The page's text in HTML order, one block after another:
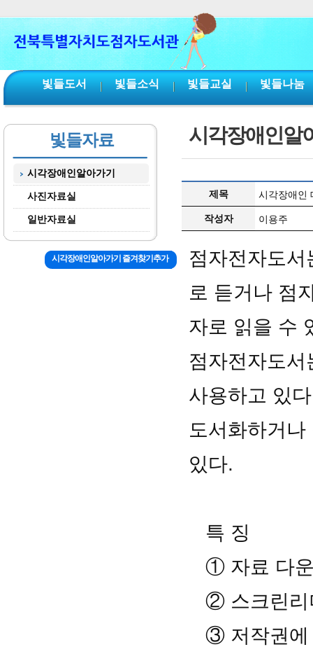
빛들도서 빛들소식 빛들교실 빛들나눔
빛들자료
시각장애인알아가기
사진자료실
일반자료실
시각장애인알
제목 시각장애인
작성자 이용주
점자전자도
로 듣거나 점
자로 읽을 수
점자전자도
사용하고 있
도서화하거
있다.
특 징
① 자료 다
② 스크린리
③ 저작권에
시각장애인알아가기 즐겨찾기추가